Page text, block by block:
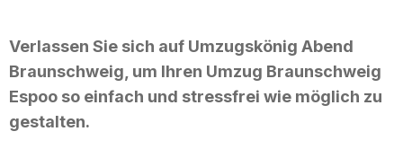
Verlassen Sie sich auf Umzugskönig Abend
Braunschweig, um Ihren Umzug Braunschweig
Espoo so einfach und stressfrei wie möglich zu
gestalten.